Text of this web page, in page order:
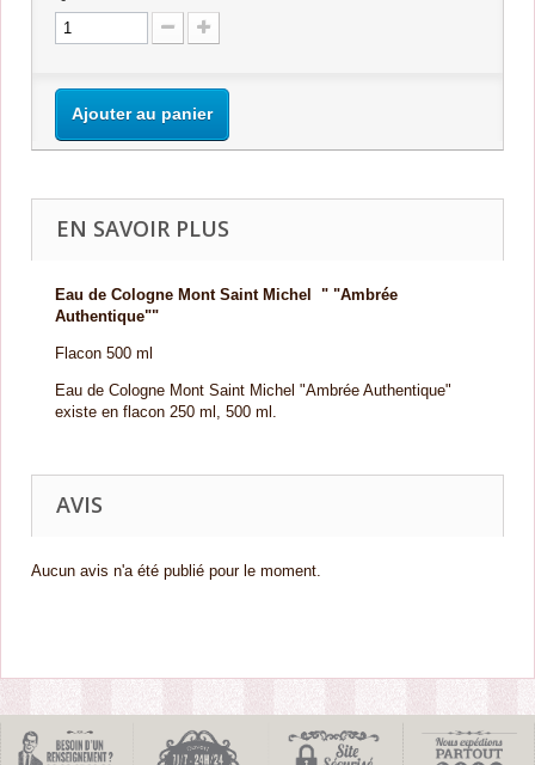
Ajouter au panier
EN SAVOIR PLUS
Eau de Cologne Mont Saint Michel " "Ambrée
Authentique""
Flacon 500 ml
Eau de Cologne Mont Saint Michel "Ambrée Authentique"
existe en flacon 250 ml, 500 ml.
AVIS
Aucun avis n'a été publié pour le moment.